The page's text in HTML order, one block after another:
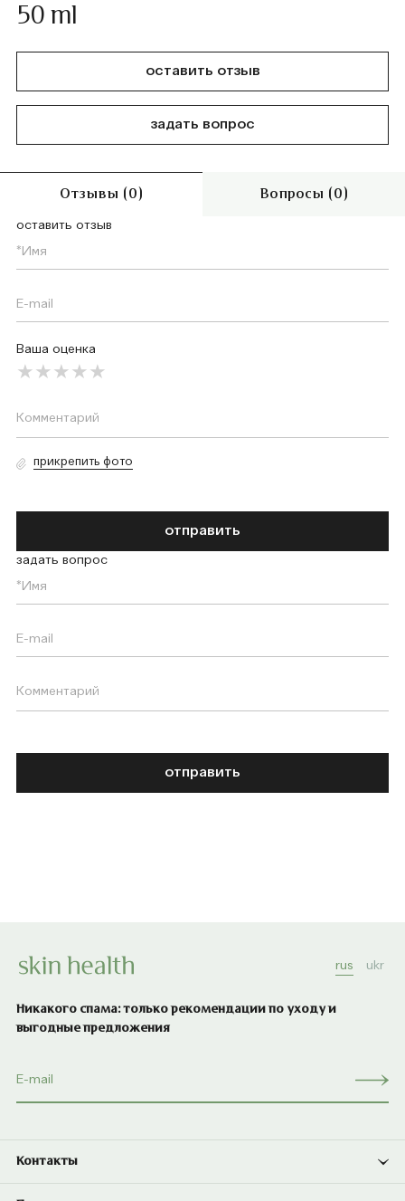
50 ml
оставить отзыв
задать вопрос
Отзывы (0) Вопросы (0)
оставить отзыв
Ваша оценка
прикрепить фото
отправить
задать вопрос
отправить
rus ukr
Никакого спама: только рекомендации по уходу и
выгодные предложения
Контакты